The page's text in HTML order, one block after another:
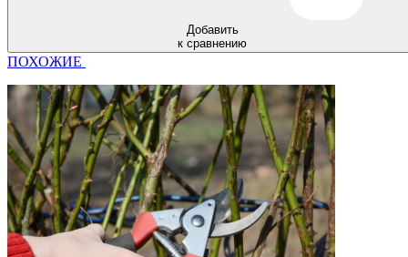
Добавить
к сравнению
ПОХОЖИЕ